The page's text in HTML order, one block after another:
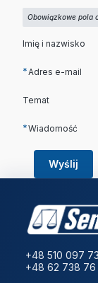
Obowiązkowe pola
Imię i nazwisko
* Adres e-mail
Temat
*Wiadomość
Wyślij
+48 510 097
+48 62 738 76